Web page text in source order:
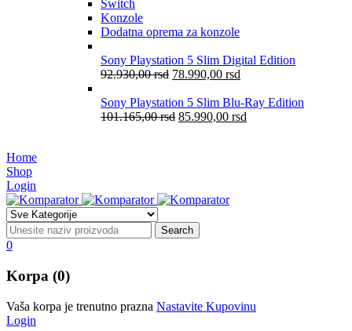
Switch
Konzole
Dodatna oprema za konzole
Sony Playstation 5 Slim Digital Edition
92.930,00rsd 78.990,00 rsd
Sony Playstation 5 Slim Blu-Ray Edition
101.165,00rsd 85.990,00 rsd
Home
Shop
Login
0
Korpa (0)
Vaša korpa je trenutno prazna Nastavite Kupovinu
Login